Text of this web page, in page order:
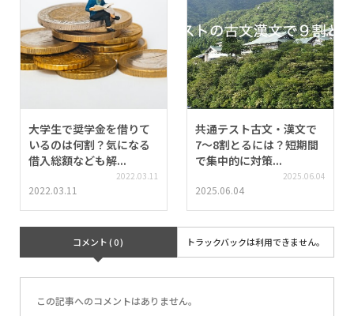
大学生で奨学金を借りて
いるのは何割？気になる
借入総額なども解...
2022.03.11
2022.03.11
共通テスト古文・漢文で
7〜8割とるには？短期間
で集中的に対策...
2025.06.04
2025.06.04
コメント ( 0 ) トラックバックは利用できません。
この記事へのコメントはありません。